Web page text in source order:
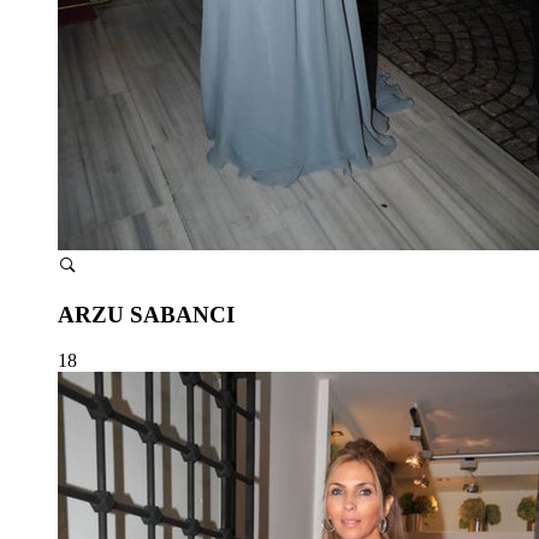
ARZU SABANCI
18